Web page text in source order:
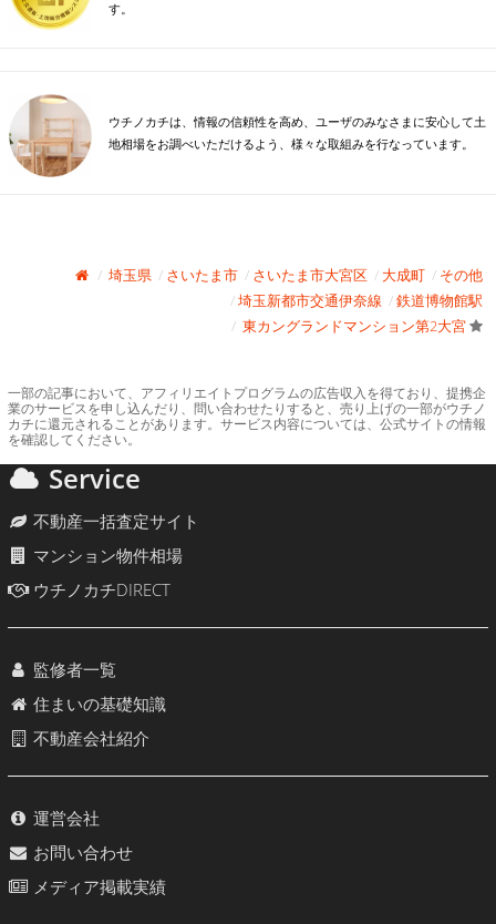
す。
ウチノカチは、情報の信頼性を高め、ユーザのみなさまに安心して土
地相場をお調べいただけるよう、様々な取組みを行なっています。
埼玉県 さいたま市 さいたま市大宮区 大成町
その他
埼玉新都市交通伊奈線
鉄道博物館駅
東カングランドマンション第2大宮
一部の記事において、アフィリエイトプログラムの広告収入を得ており、提携企
業のサービスを申し込んだり、問い合わせたりすると、売り上げの一部がウチノ
カチに還元されることがあります。サービス内容については、公式サイトの情報
を確認してください。
Service
不動産一括査定サイト
マンション物件相場
ウチノカチDIRECT
監修者一覧
住まいの基礎知識
不動産会社紹介
運営会社
お問い合わせ
メディア掲載実績